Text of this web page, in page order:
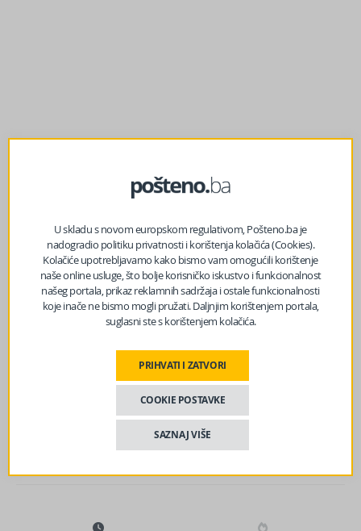
prethodni članak
Cigarete bi mogle nestati s polica u BiH: Trgovine gube na
svakoj kutiji
Adnan Karaman nakon što je pravosnažno oslobođen:
Čitav život sam maštao da budem policajac, a sada sam
U skladu s novom europskom regulativom, Pošteno.ba je
nadogradio politiku privatnosti i korištenja kolačića (Cookies).
Kolačiće upotrebljavamo kako bismo vam omogućili korištenje
naše online usluge, što bolje korisničko iskustvo i funkcionalnost
našeg portala, prikaz reklamnih sadržaja i ostale funkcionalnosti
koje inače ne bismo mogli pružati. Daljnjim korištenjem portala,
suglasni ste s korištenjem kolačića.
PRIHVATI I ZATVORI
COOKIE POSTAVKE
SAZNAJ VIŠE